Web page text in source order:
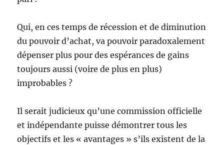
Qui, en ces temps de récession et de diminution
du pouvoir d’achat, va pouvoir paradoxalement
dépenser plus pour des espérances de gains
toujours aussi (voire de plus en plus)
improbables ?
Il serait judicieux qu’une commission officielle
et indépendante puisse démontrer tous les
objectifs et les « avantages » s’ils existent de la